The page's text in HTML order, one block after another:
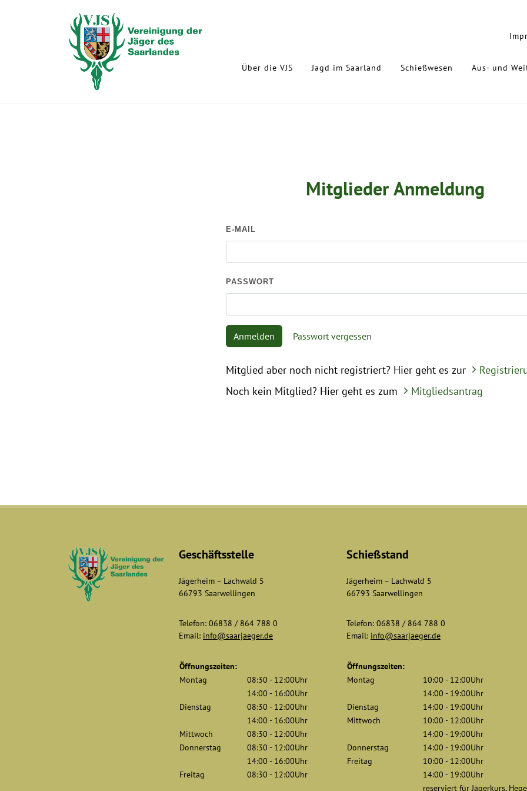
Über die VJS Jagd im Saarland Schießwesen Aus- und
Mitglieder Anmeldung
E-MAIL
PASSWORT
Anmelden Passwort vergessen
Mitglied aber noch nicht registriert? Hier geht es zur
Noch kein Mitglied? Hier geht es zum
Mitgliedsantrag
Geschäftsstelle
Jägerheim – Lachwald 5
66793 Saarwellingen
Telefon: 06838 / 864 788 0
Email: info@saarjaeger.de
Öffnungszeiten:
Montag
08:30 - 12:00Uhr
14:00 - 16:00Uhr
Dienstag
08:30 - 12:00Uhr
14:00 - 16:00Uhr
Mittwoch
08:30 - 12:00Uhr
Donnerstag
08:30 - 12:00Uhr
14:00 - 16:00Uhr
Freitag
08:30 - 12:00Uhr
Schießstand
Jägerheim – Lachwald 5
66793 Saarwellingen
Telefon: 06838 / 864 788 0
Email: info@saarjaeger.de
Öffnungszeiten:
Montag
10:00 - 12:00Uhr
14:00 - 19:00Uhr
Dienstag
14:00 - 19:00Uhr
Mittwoch
10:00 - 12:00Uhr
14:00 - 19:00Uhr
Donnerstag
14:00 - 19:00Uhr
Freitag
10:00 - 12:00Uhr
14:00 - 19:00Uhr
reserviert für Jägerkurs,